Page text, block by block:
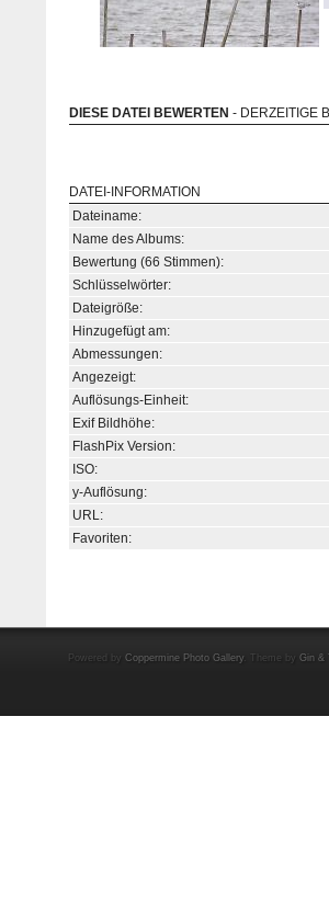
DIESE DATEI BEWERTEN - DERZEITIGE
DATEI-INFORMATION
Dateiname:
Name des Albums:
Bewertung (66 Stimmen):
Schlüsselwörter:
Dateigröße:
Hinzugefügt am:
Abmessungen:
Angezeigt:
Auflösungs-Einheit:
Exif Bildhöhe:
FlashPix Version:
ISO:
y-Auflösung:
URL:
Favoriten:
Powered by Coppermine Photo Gallery. Theme by Gin &